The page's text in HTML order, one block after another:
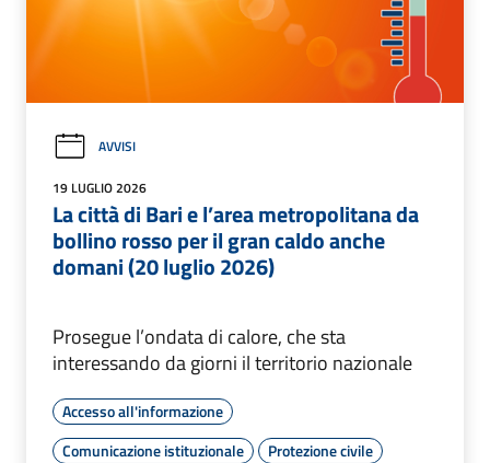
AVVISI
19 LUGLIO 2026
La città di Bari e l’area metropolitana da
bollino rosso per il gran caldo anche
domani (20 luglio 2026)
Prosegue l’ondata di calore, che sta
interessando da giorni il territorio nazionale
Accesso all'informazione
Comunicazione istituzionale
Protezione civile